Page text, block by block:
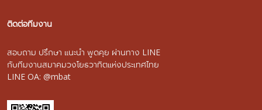
ติดต่อทีมงาน
สอบถาม ปรึกษา แนะนำ พูดคุย ผ่านทาง LINE
กับทีมงานสมาคมวงโยธวาทิตแห่งประเทศไทย
LINE OA: @mbat